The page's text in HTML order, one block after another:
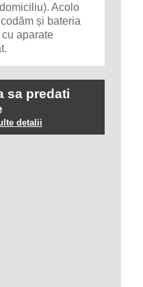
Acolo
și bateria
aparate
sa predati
detalii